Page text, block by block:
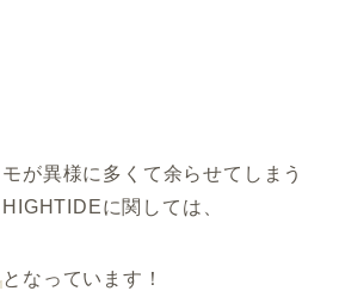
が異様に多くて余らせてしまう
に関しては、
となっています！